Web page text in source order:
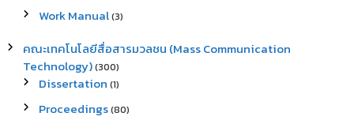
Work Manual(3)
คณะเทคโนโลยีสื่อสารมวลชน (Mass Communication
Technology)(300)
Dissertation (1)
Proceedings(80)